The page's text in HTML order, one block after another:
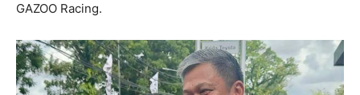
GAZOO Racing.